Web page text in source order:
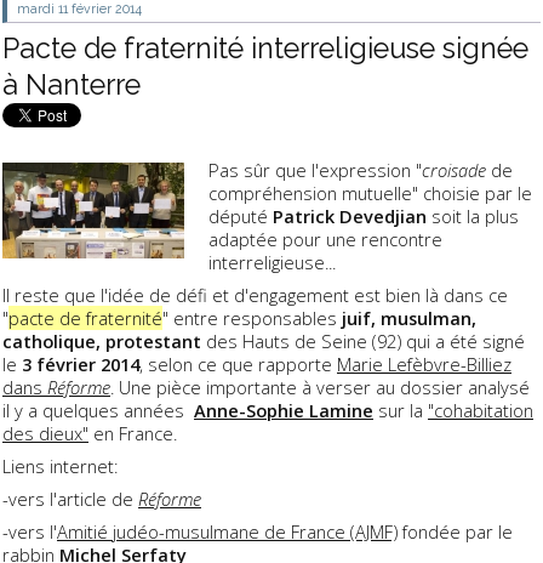
mardi 11 février 2014
Pacte de fraternité interreligieuse signée
à Nanterre
Pas sûr que l'expression "croisade de
compréhension mutuelle" choisie par le
député Patrick Devedjian soit la plus
adaptée pour une rencontre
interreligieuse...
Il reste que l'idée de défi et d'engagement est bien là dans ce
"pacte de fraternité" entre responsables juif, musulman,
catholique, protestant des Hauts de Seine (92) qui a été signé
le 3 février 2014, selon ce que rapporte Marie Lefèbvre-Billiez
dans Réforme. Une pièce importante à verser au dossier analysé
il y a quelques années Anne-Sophie Lamine sur la "cohabitation
des dieux" en France.
Liens internet:
-vers l'article de Réforme
-vers l'Amitié judéo-musulmane de France (AJMF)fondée par le
rabbin Michel Serfaty